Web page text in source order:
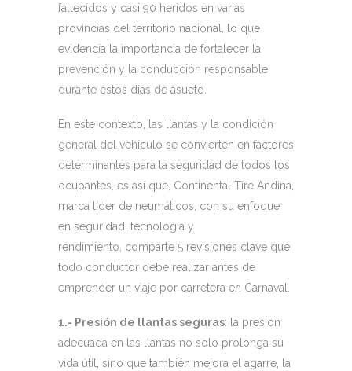
fallecidos y casi 90 heridos en varias
provincias del territorio nacional, lo que
evidencia la importancia de fortalecer la
prevención y la conducción responsable
durante estos días de asueto.
En este contexto, las llantas y la condición
general del vehículo se convierten en factores
determinantes para la seguridad de todos los
ocupantes, es así que, Continental Tire Andina,
marca líder de neumáticos, con su enfoque
en seguridad, tecnología y
rendimiento, comparte 5 revisiones clave que
todo conductor debe realizar antes de
emprender un viaje por carretera en Carnaval.
1.- Presión de llantas seguras: la presión
adecuada en las llantas no solo prolonga su
vida útil, sino que también mejora el agarre, la